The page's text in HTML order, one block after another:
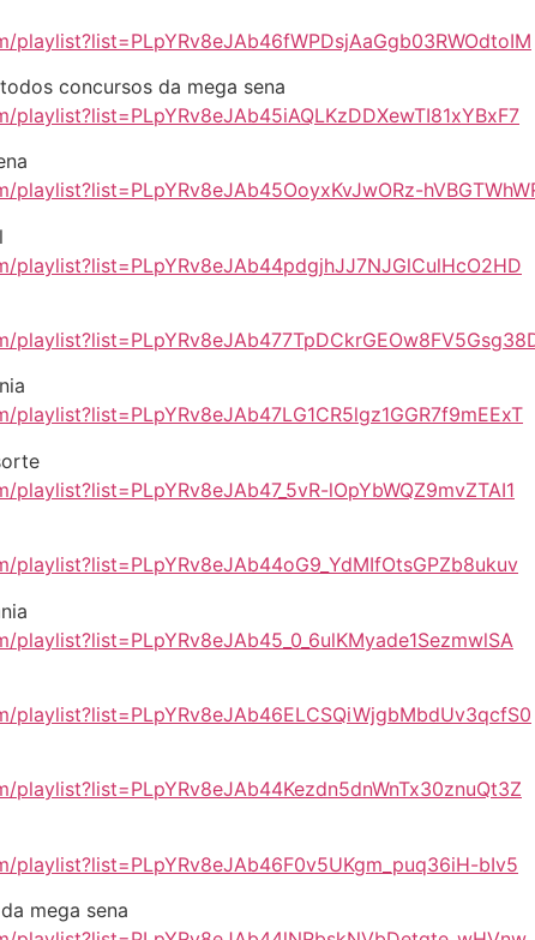
concursos da mega sena
playlist?list=PLpYRv8eJAb44pdgjhJJ7NJGlCulHcO2HD
lOpYbWQZ9mvZTAI1
playlist?list=PLpYRv8eJAb46ELCSQiWjgbMbdUv3qcfS0
playlist?list=PLpYRv8eJAb46F0v5UKgm_puq36iH-bIv5
mega sena